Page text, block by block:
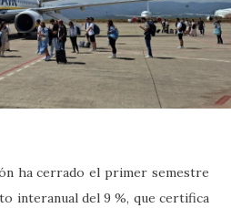
ha cerrado el primer semestre
interanual del 9 %, que certifica